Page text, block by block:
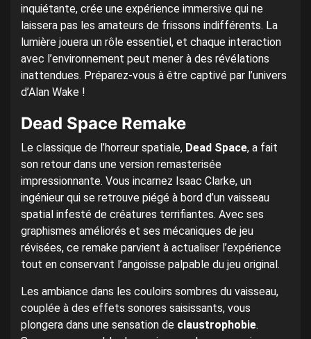
inquiétante, crée une expérience immersive qui ne
laissera pas les amateurs de frissons indifférents. La
lumière jouera un rôle essentiel, et chaque interaction
avec l’environnement peut mener à des révélations
inattendues. Préparez-vous à être captivé par l’univers
d’Alan Wake !
Dead Space Remake
Le classique de l’horreur spatiale, Dead Space, a fait
son retour dans une version remasterisée
impressionnante. Vous incarnez Isaac Clarke, un
ingénieur qui se retrouve piégé à bord d’un vaisseau
spatial infesté de créatures terrifiantes. Avec ses
graphismes améliorés et ses mécaniques de jeu
révisées, ce remake parvient à actualiser l’expérience
tout en conservant l’angoisse palpable du jeu original.
Les ambiance dans les couloirs sombres du vaisseau,
couplée à des effets sonores saisissants, vous
plongera dans une sensation de claustrophobie.